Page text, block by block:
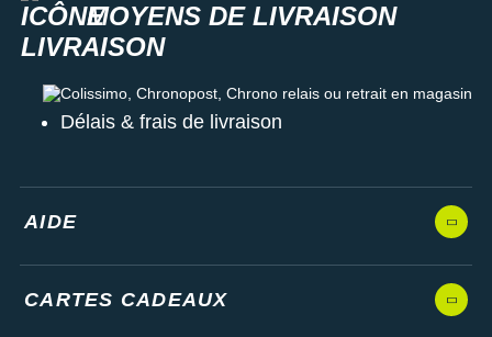
MOYENS DE LIVRAISON
Colissimo, Chronopost, Chrono relais ou retrait en magasin
Délais & frais de livraison
AIDE
CARTES CADEAUX